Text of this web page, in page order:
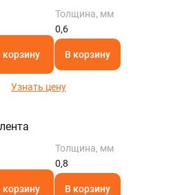
Толщина, мм
0,6
корзину В корзину
Узнать цену
Толщина, мм
0,8
корзину В корзину